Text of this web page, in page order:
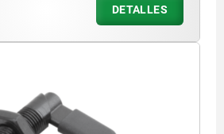
DETALLES